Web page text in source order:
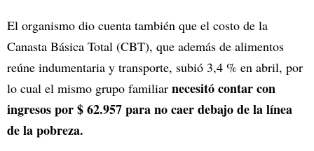
El organismo dio cuenta también que el costo de la
Canasta Básica Total (CBT), que además de alimentos
reúne indumentaria y transporte, subió 3,4 % en abril, por
lo cual el mismo grupo familiar necesitó contar con
ingresos por $ 62.957 para no caer debajo de la línea
de la pobreza.